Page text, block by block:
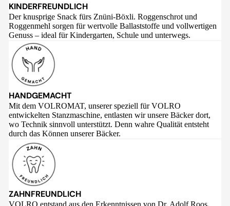
KINDERFREUNDLICH
Der knusprige Snack fürs Znüni-Böxli. Roggenschrot und
Roggenmehl sorgen für wertvolle Ballaststoffe und vollwertigen
Genuss – ideal für Kindergarten, Schule und unterwegs.
HANDGEMACHT
Mit dem VOLROMAT, unserer speziell für VOLRO
entwickelten Stanzmaschine, entlasten wir unsere Bäcker dort,
wo Technik sinnvoll unterstützt. Denn wahre Qualität entsteht
durch das Können unserer Bäcker.
ZAHNFREUNDLICH
VOLRO entstand aus den Erkenntnissen von Dr. Adolf Roos,